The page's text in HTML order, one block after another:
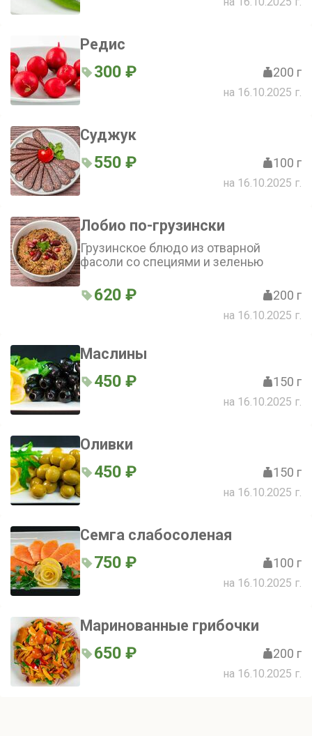
Редис
300 ₽ 200 г
на 16.10.2025 г.
Суджук
550 ₽ 100 г
на 16.10.2025 г.
Лобио по-грузински
Грузинское блюдо из отварной
фасоли со специями и зеленью
620 ₽ 200 г
на 16.10.2025 г.
Маслины
450 ₽ 150 г
на 16.10.2025 г.
Оливки
450 ₽ 150 г
на 16.10.2025 г.
Семга слабосоленая
750 ₽ 100 г
на 16.10.2025 г.
Маринованные грибочки
650 ₽ 200 г
на 16.10.2025 г.